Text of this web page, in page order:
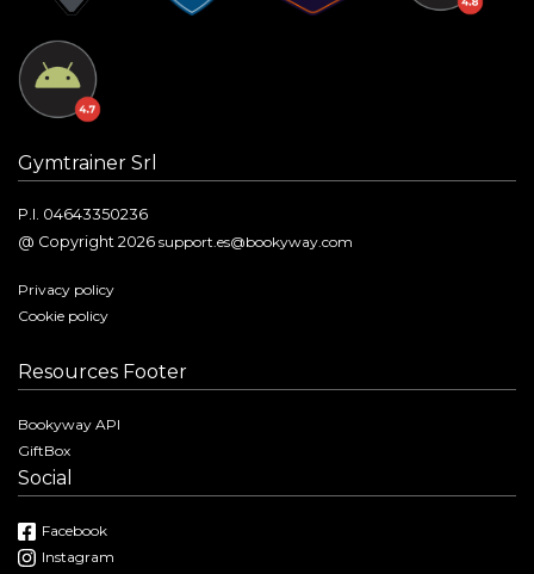
Gymtrainer Srl
P.I. 04643350236
@ Copyright 2026 support.es@bookyway.com
Privacy policy
Cookie policy
Resources Footer
Bookyway API
GiftBox
Social
Facebook
Instagram